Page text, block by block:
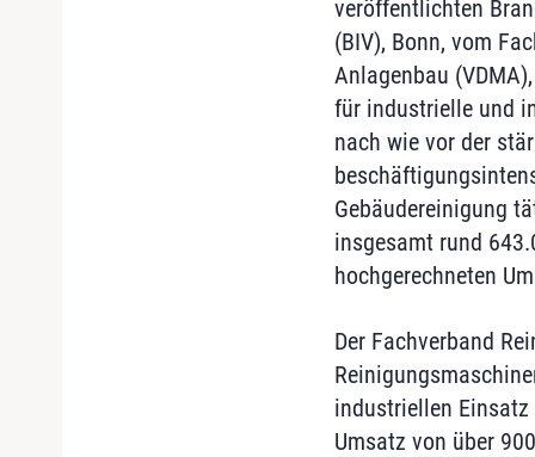
veröffentlichten
(BIV), Bonn, vom
Anlagenbau
für industrielle und
nach wie vor der
Gebäudereinigung
insgesamt rund
hochgerechneten
Der Fachverband
industriellen
Umsatz von über